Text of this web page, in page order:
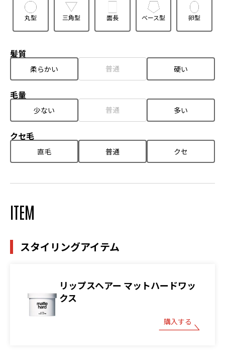
丸型 三角型 面長 ベース型 卵型
髪質
柔らかい 普通 硬い
毛量
少ない 普通 多い
クセ毛
直毛 普通 クセ
ITEM
スタイリングアイテム
リップスヘアー マットハードワッ
クス
購入する